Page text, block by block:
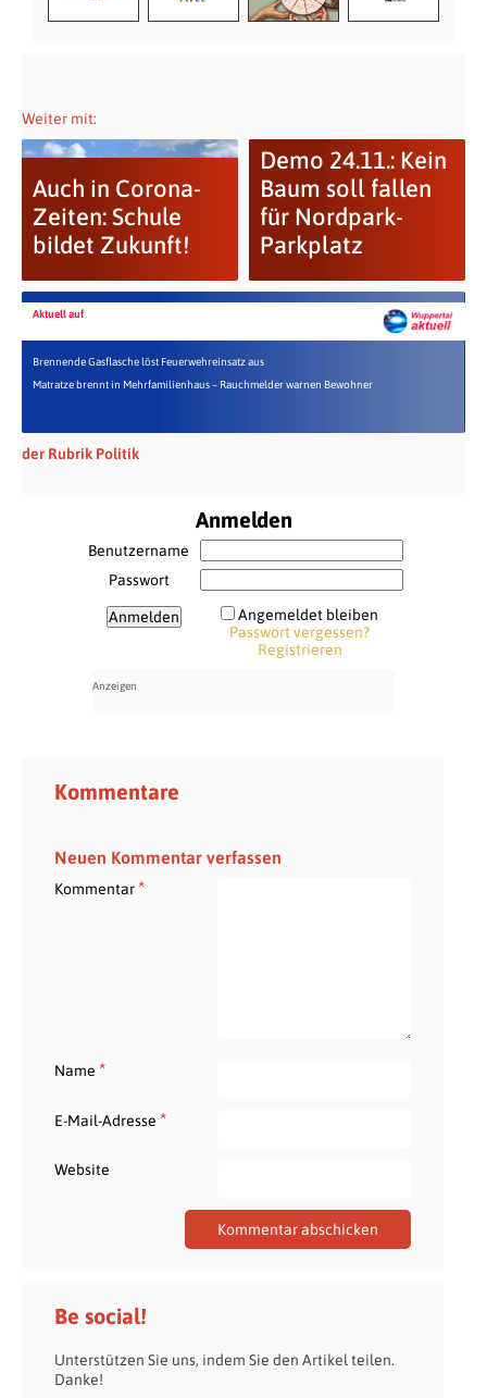
Weiter mit:
Auch in Corona-
Zeiten: Schule
bildet Zukunft!
Demo 24.11.: Kein
Baum soll fallen
für Nordpark-
Parkplatz
Aktuell auf
Brennende Gasflasche löst Feuerwehreinsatz aus
Matratze brennt in Mehrfamilienhaus – Rauchmelder warnen Bewohner
der Rubrik Politik
Anmelden
Benutzername
Passwort
Angemeldet bleiben
Passwort vergessen?
Registrieren
Kommentare
Neuen Kommentar verfassen
Kommentar*
Name *
E-Mail-Adresse *
Website
Be social!
Unterstützen Sie uns, indem Sie den Artikel teilen.
Danke!